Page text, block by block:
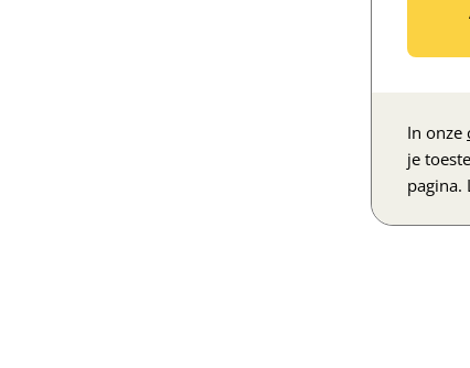
In onze
je
pagina.